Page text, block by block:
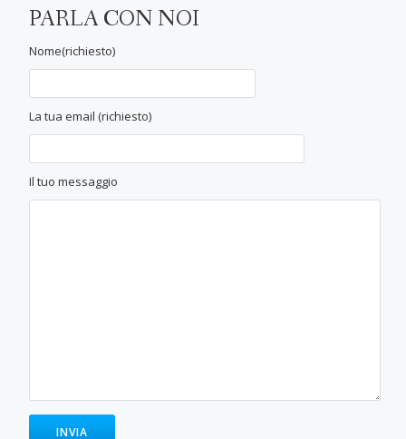
PARLA CON NOI
Nome(richiesto)
La tua email (richiesto)
Il tuo messaggio